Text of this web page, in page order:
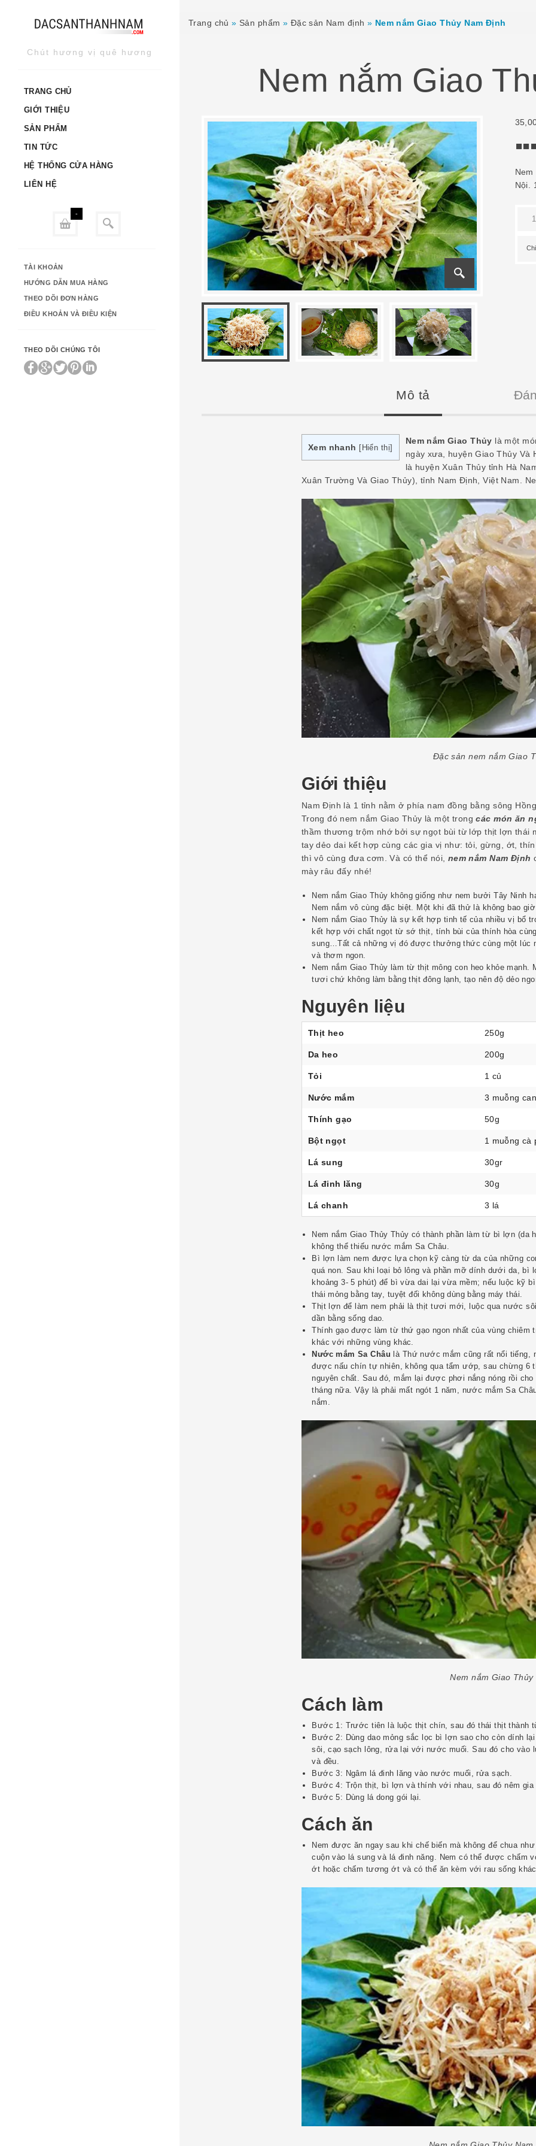
Chút hương vị quê hương
TRANG CHỦ
GIỚI THIỆU
SẢN PHẨM
TIN TỨC
HỆ THỐNG CỬA HÀNG
LIÊN HỆ
-
TÀI KHOẢN
HƯỚNG DẪN MUA HÀNG
THEO DÕI ĐƠN HÀNG
ĐIỀU KHOẢN VÀ ĐIỀU KIỆN
THEO DÕI CHÚNG TÔI
Trang chủ » Sản phẩm » Đặc sản Nam định » Nem nắm Giao Thủy Nam Định
Nem nắm Giao
of
on
Nội.
Mô tả
Xem nhanh Hiển thị
Nem nắm Giao Thủy là một
ngày xưa, huyện Giao Thủy Và
là huyện Xuân Thủy tỉnh Hà
Xuân Trường Và Giao Thủy), tỉnh Nam Định, Việt Nam.
Đặc sản nem nắm Giao
Giới thiệu
Nam Định là 1 tỉnh nằm ở phía nam đồng bằng sông
Trong đó nem nắm Giao Thủy là một trongcác món ăn
thầm thương trộm nhớ bởi sự ngọt bùi từ lớp thịt lợn thái
tay dẻo dai kết hợp cùng các gia vị như: tỏi, gừng, ớt,
thì vô cùng đưa cơm. Và có thể nói, nem nắm Nam Định
mày râu đấy nhé!
Nem nắm Giao Thủy không giống như nem bưởi Tây Ninh
Nem nắm vô cùng đặc biệt. Một khi đã thử là không bao
Nem nắm Giao Thủy là sự kết hợp tinh tế của nhiều vị bổ
kết hợp với chất ngọt từ sớ thịt, tính bùi của thính hòa
sung…Tất cả những vị đó được thưởng thức cùng một lúc
và thơm ngon.
Nem nắm Giao Thủy làm từ thịt mông con heo khỏe
tươi chứ không làm bằng thịt đông lạnh, tạo nên độ dẻo
Nguyên liệu
Thịt heo 250g
Da heo 200g
Tỏi 1 củ
Nước mắm 3 muỗng
Thính gạo 50g
Bột ngọt 1 muỗng cà
Lá sung 30gr
Lá đinh lăng 30g
Lá chanh 3 lá
Nem nắm Giao Thủy Thủy có thành phần làm từ bì lợn (da
không thể thiếu nước mắm Sa Châu.
Bì lợn làm nem được lựa chọn kỹ càng từ da của những
quá non. Sau khi loại bỏ lông và phần mỡ dính dưới da,
khoảng 3- 5 phút) để bì vừa dai lại vừa mềm; nếu luộc kỹ
thái mỏng bằng tay, tuyệt đối không dùng bằng máy thái.
Thịt lợn để làm nem phải là thịt tươi mới, luộc qua nước
dần bằng sống dao.
Thính gạo được làm từ thứ gạo ngon nhất của vùng chiêm
khác với những vùng khác.
Nước mắm Sa Châu là Thứ nước mắm cũng rất nổi tiếng,
được nấu chín tự nhiên, không qua tẩm ướp, sau chừng 6
nguyên chất. Sau đó, mắm lại được phơi nắng nóng rồi
tháng nữa. Vậy là phải mất ngót 1 năm, nước mắm Sa
nắm.
Nem nắm Giao Thủy
Cách làm
Bước 1: Trước tiên là luộc thịt chín, sau đó thái thịt thành
Bước 2: Dùng dao mỏng sắc lọc bì lợn sao cho còn dính
sôi, cạo sạch lông, rửa lại với nước muối. Sau đó cho vào
và đều.
Bước 3: Ngâm lá đinh lăng vào nước muối, rửa sạch.
Bước 4: Trộn thịt, bì lợn và thính với nhau, sau đó nêm gia
Bước 5: Dùng lá dong gói lại.
Cách ăn
Nem được ăn ngay sau khi chế biến mà không để chua
cuộn vào lá sung và lá đinh năng. Nem có thể được chấm
ớt hoặc chấm tương ớt và có thể ăn kèm với rau sống